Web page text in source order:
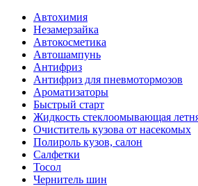
Автохимия
Незамерзайка
Автокосметика
Автошампунь
Антифриз
Антифриз для пневмотормозов
Ароматизаторы
Быстрый старт
Жидкость стеклоомывающая
Очиститель кузова от насекомых
Полироль кузов, салон
Салфетки
Тосол
Чернитель шин